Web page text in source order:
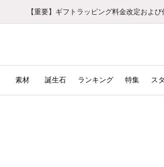
お修理・アフターサービスの
【重要】令和８年熊本地震に伴う集配
【重要】ギフトラッピング料金改定およ
【重要】夏季休業の営業につい
税込5,500円以上で送料無料｜最短24
新規会員登録で1000ポイントプ
新規LINE友だち登録で500円クーポ
会員限定！レビュー投稿で100ポイ
お修理・アフターサービスの
【重要】令和８年熊本地震に伴う集配
素材 誕生石 ランキング 特集 ス